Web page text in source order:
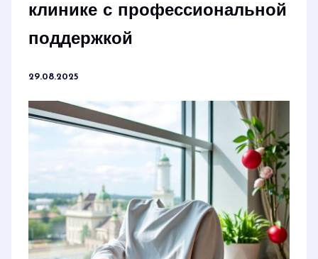
клинике с профессиональной
поддержкой
29.08.2025